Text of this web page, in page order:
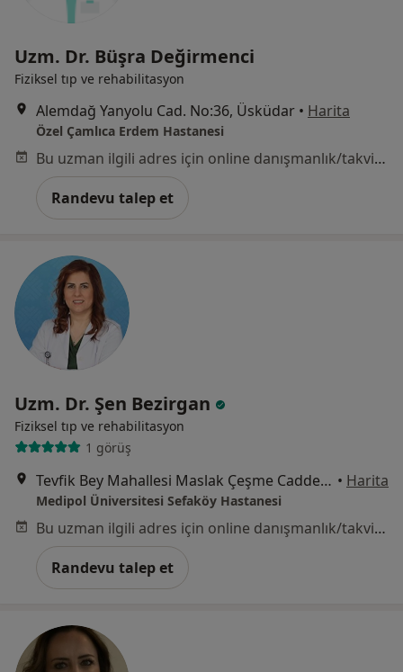
Uzm. Dr. Büşra Değirmenci
Fiziksel tıp ve rehabilitasyon
Alemdağ Yanyolu Cad. No:36, Üsküdar • Harita
Özel Çamlıca Erdem Hastanesi
Bu uzman ilgili adres için online danışmanlık/takvim sunmuyor.
Randevu talep et
Uzm. Dr. Şen Bezirgan
Fiziksel tıp ve rehabilitasyon
1 görüş
Tevfik Bey Mahallesi Maslak Çeşme Caddesi No:30, Küçükçekmece • Harita
Medipol Üniversitesi Sefaköy Hastanesi
Bu uzman ilgili adres için online danışmanlık/takvim sunmuyor.
Randevu talep et